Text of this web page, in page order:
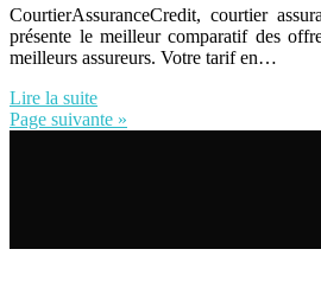
CourtierAssuranceCredit, courtier
présente le meilleur comparatif des
meilleurs assureurs. Votre tarif en…
Lire la suite
Page suivante »